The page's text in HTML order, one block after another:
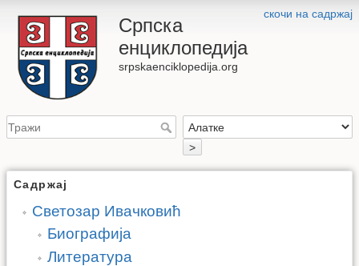
скочи на садржај
Српска
енциклопедија
srpskaenciklopedija.org
>
Садржај
Светозар Ивачковић
Биографија
Литература